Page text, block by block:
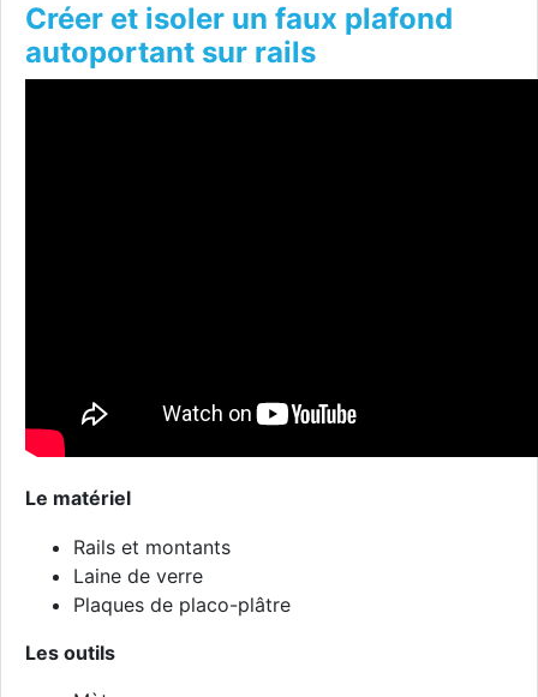
Créer et isoler un faux plafond
autoportant sur rails
Le matériel
Rails et montants
Laine de verre
Plaques de placo-plâtre
Les outils